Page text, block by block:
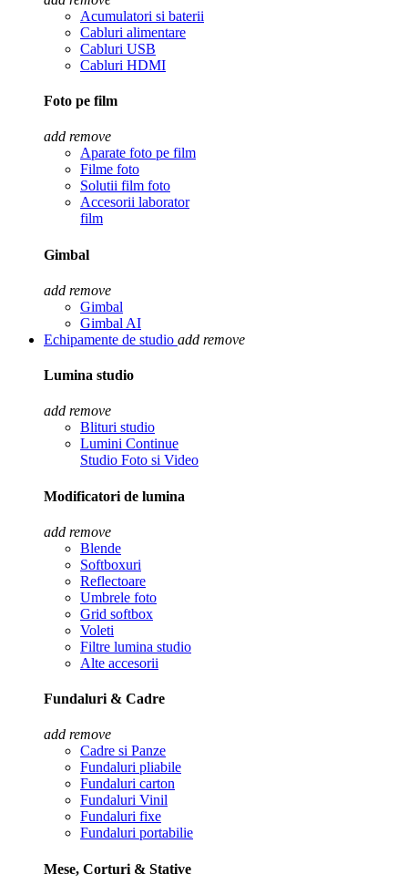
Acumulatori si baterii
Cabluri alimentare
Cabluri USB
Cabluri HDMI
Foto pe film
add remove
Aparate foto pe film
Filme foto
Solutii film foto
Accesorii laborator
film
Gimbal
add remove
Gimbal
Gimbal AI
Echipamente de studio add remove
Lumina studio
add remove
Blituri studio
Lumini Continue
Studio Foto si Video
Modificatori de lumina
add remove
Blende
Softboxuri
Reflectoare
Umbrele foto
Grid softbox
Voleti
Filtre lumina studio
Alte accesorii
Fundaluri & Cadre
add remove
Cadre si Panze
Fundaluri pliabile
Fundaluri carton
Fundaluri Vinil
Fundaluri fixe
Fundaluri portabilie
Mese, Corturi & Stative